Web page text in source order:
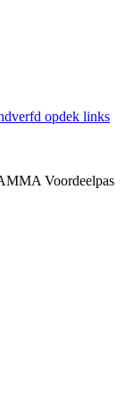
opdek links
Voordeelpas